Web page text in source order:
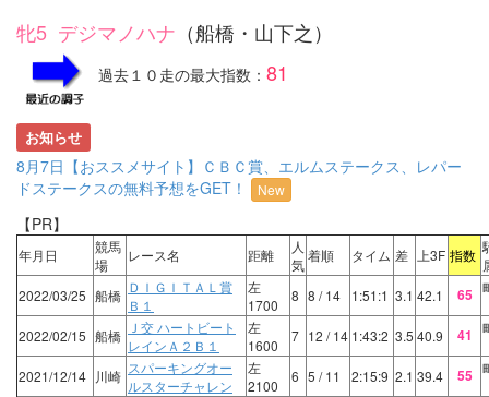
牝5 デジマノハナ （船橋・山下之）
過去１０走の最大指数： 81
お知らせ
8月7日【おススメサイト】ＣＢＣ賞、エルムステークス、レパー
ドステークスの無料予想をGET！
New
【PR】
年月日
競馬
場
レース名 距離
人
気
着順 タイム 差 上3F 指数
2022/03/25 船橋 ＤＩＧＩＴＡＬ賞
Ｂ１
左
1700
8 8 / 14 1:51:1 3.1 42.1 65
2022/02/15 船橋
Ｊ交 ハートビート
レインＡ２Ｂ１
左
1600
7 12 / 14 1:43:2 3.5 40.9 41
2021/12/14 川崎 スパーキングオー
ルスターチャレン
左
2100
6 5 / 11 2:15:9 2.1 39.4 55